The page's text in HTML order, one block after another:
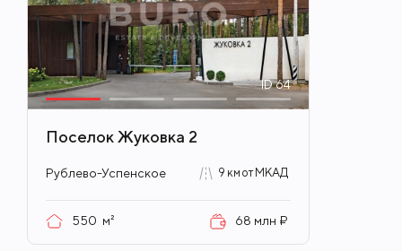
ID64
Поселок Жуковка 2
Рублево-Успенское 9 км от МКАД
550 м² 68 млн ₽